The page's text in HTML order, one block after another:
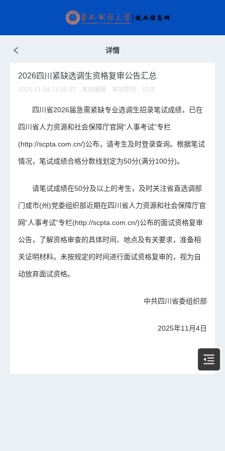
详情
2026四川紧缺选调生资格复审公告汇总
2025-11-04 14:09:37 本站编辑 本站原创 12次
四川省2026届急需紧缺专业选调生招录笔试成绩，已在
四川省人力资源和社会保障厅官网“人事考试”专栏
(http://scpta.com.cn/)公布，请考生及时登录查询。根据笔试
情况，笔试成绩合格分数线划定为50分(满分100分)。
请笔试成绩在50分及以上的考生，及时关注省直选调部
门或市(州)党委组织部近期在四川省人力资源和社会保障厅官
网“人事考试”专栏(http://scpta.com.cn/)公布的面试资格复审
公告，了解资格审查的具体时间、地点及有关要求，准备相
关证明材料。未按规定的时间进行面试资格复审的，视为自
动放弃面试资格。
中共四川省委组织部
2025年11月4日